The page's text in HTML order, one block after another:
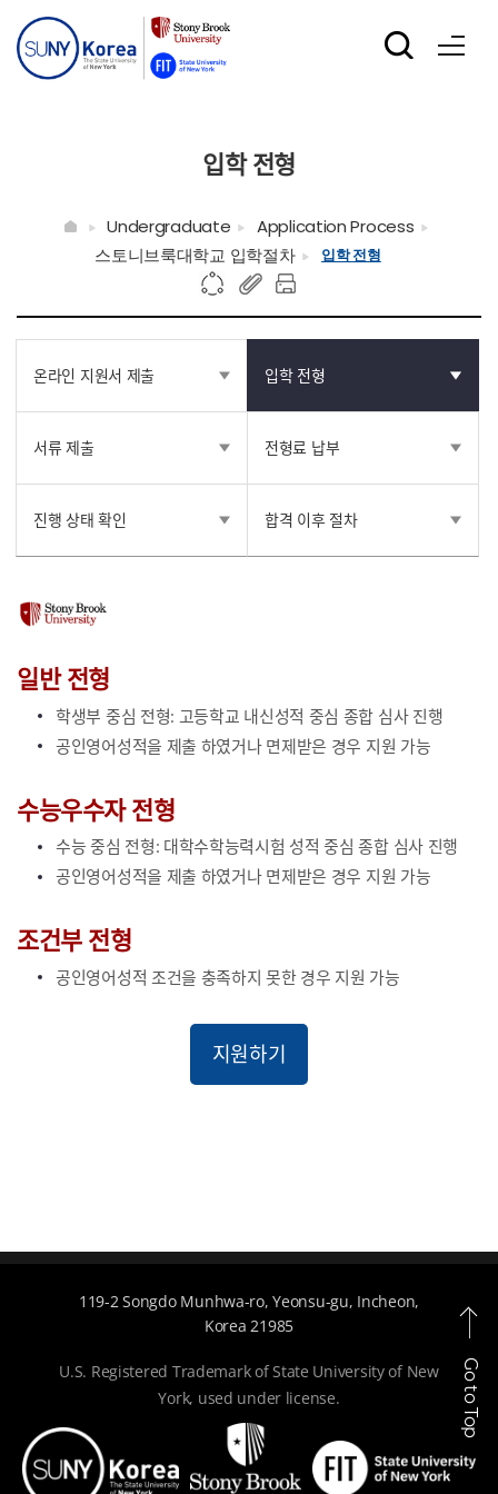
입학 전형
Undergraduate
Application Process
스토니브룩대학교 입학절차
입학 전형
온라인 지원서 제출 입학 전형
서류 제출 전형료 납부
진행 상태 확인 합격 이후 절차
일반 전형
학생부 중심 전형: 고등학교 내신성적 중심 종합 심사 진행
공인영어성적을 제출 하였거나 면제받은 경우 지원 가능
수능우수자 전형
수능 중심 전형: 대학수학능력시험 성적 중심 종합 심사 진행
공인영어성적을 제출 하였거나 면제받은 경우 지원 가능
조건부 전형
공인영어성적 조건을 충족하지 못한 경우 지원 가능
지원하기
Go to Top
119-2 Songdo Munhwa-ro, Yeonsu-gu, Incheon,
Korea 21985
U.S. Registered Trademark of State University of New
York, used under license.